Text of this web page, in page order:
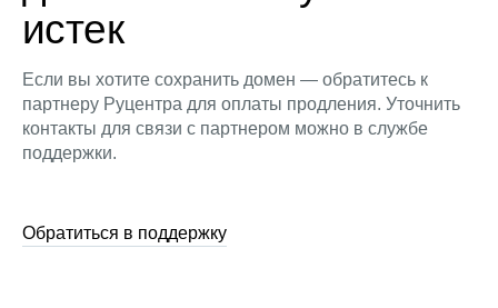
истек
Если вы хотите сохранить домен — обратитесь к
партнеру Руцентра для оплаты продления. Уточнить
контакты для связи с партнером можно в службе
поддержки.
Обратиться в поддержку